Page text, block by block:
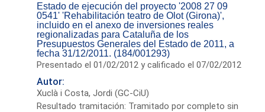
Estado de ejecución del proyecto '2008 27 09
0541' 'Rehabilitación teatro de Olot (Girona)',
incluido en el anexo de inversiones reales
regionalizadas para Cataluña de los
Presupuestos Generales del Estado de 2011, a
fecha 31/12/2011. (184/001293)
Presentado el 01/02/2012 y calificado el 07/02/2012
Autor:
Xuclà i Costa, Jordi (GC-CiU)
Resultado tramitación: Tramitado por completo sin